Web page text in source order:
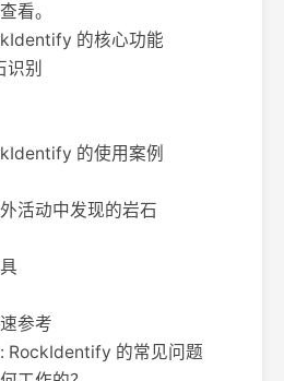
看。
的核心功能
别
的使用案例
活动中发现的岩石
参考
RockIdentify 的常见问题